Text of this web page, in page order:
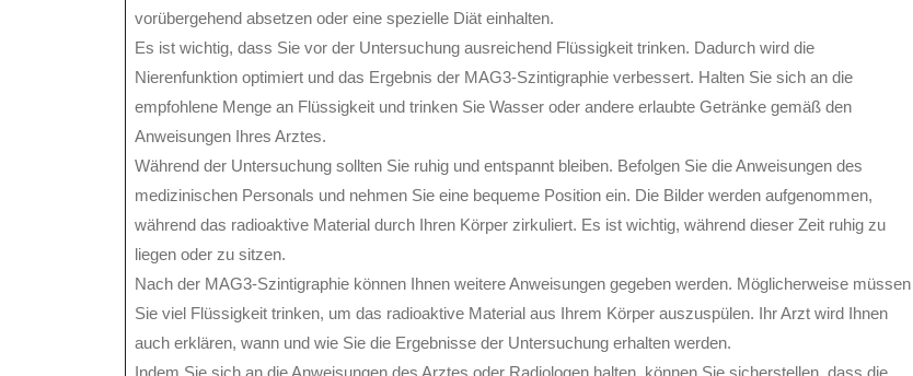
vorübergehend absetzen oder eine spezielle Diät einhalten.
Es ist wichtig, dass Sie vor der Untersuchung ausreichend Flüssigkeit trinken. Dadurch wird die
Nierenfunktion optimiert und das Ergebnis der MAG3-Szintigraphie verbessert. Halten Sie sich an die
empfohlene Menge an Flüssigkeit und trinken Sie Wasser oder andere erlaubte Getränke gemäß den
Anweisungen Ihres Arztes.
Während der Untersuchung sollten Sie ruhig und entspannt bleiben. Befolgen Sie die Anweisungen des
medizinischen Personals und nehmen Sie eine bequeme Position ein. Die Bilder werden aufgenommen,
während das radioaktive Material durch Ihren Körper zirkuliert. Es ist wichtig, während dieser Zeit ruhig zu
liegen oder zu sitzen.
Nach der MAG3-Szintigraphie können Ihnen weitere Anweisungen gegeben werden. Möglicherweise müssen
Sie viel Flüssigkeit trinken, um das radioaktive Material aus Ihrem Körper auszuspülen. Ihr Arzt wird Ihnen
auch erklären, wann und wie Sie die Ergebnisse der Untersuchung erhalten werden.